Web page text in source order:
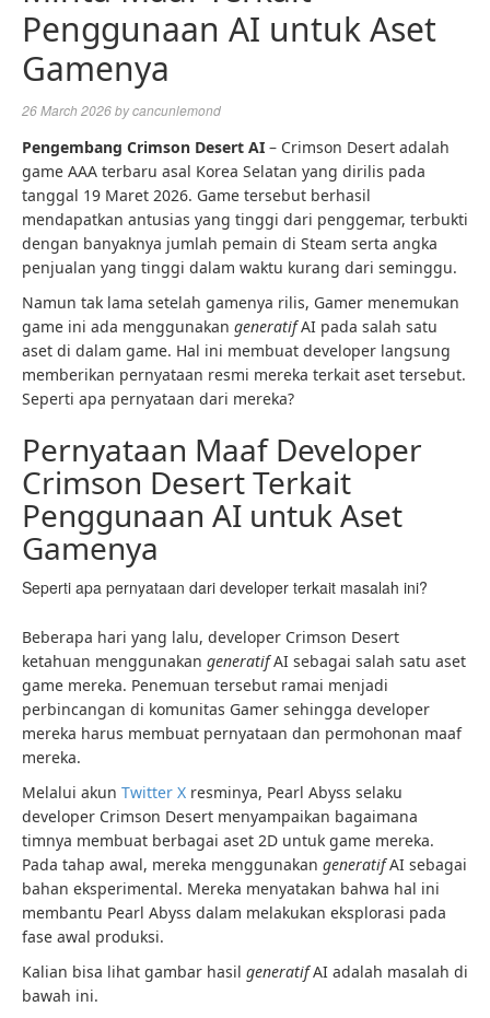
Penggunaan AI untuk Aset
Gamenya
26 March 2026bycancunlemond
Pengembang Crimson Desert AI – Crimson Desert adalah
game AAA terbaru asal Korea Selatan yang dirilis pada
tanggal 19 Maret 2026. Game tersebut berhasil
mendapatkan antusias yang tinggi dari penggemar, terbukti
dengan banyaknya jumlah pemain di Steam serta angka
penjualan yang tinggi dalam waktu kurang dari seminggu.
Namun tak lama setelah gamenya rilis, Gamer menemukan
game ini ada menggunakan generatifAI pada salah satu
aset di dalam game. Hal ini membuat developer langsung
memberikan pernyataan resmi mereka terkait aset tersebut.
Seperti apa pernyataan dari mereka?
Pernyataan Maaf Developer
Crimson Desert Terkait
Penggunaan AI untuk Aset
Gamenya
Seperti apa pernyataan dari developer terkait masalah ini?
Beberapa hari yang lalu, developer Crimson Desert
ketahuan menggunakan generatifAI sebagai salah satu aset
game mereka. Penemuan tersebut ramai menjadi
perbincangan di komunitas Gamer sehingga developer
mereka harus membuat pernyataan dan permohonan maaf
mereka.
Melalui akun Twitter X resminya, Pearl Abyss selaku
developer Crimson Desert menyampaikan bagaimana
timnya membuat berbagai aset 2D untuk game mereka.
Pada tahap awal, mereka menggunakan generatifAI sebagai
bahan eksperimental. Mereka menyatakan bahwa hal ini
membantu Pearl Abyss dalam melakukan eksplorasi pada
fase awal produksi.
Kalian bisa lihat gambar hasil generatifAI adalah masalah di
bawah ini.